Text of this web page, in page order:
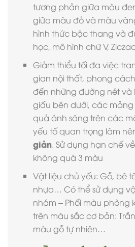
tương phản giữa màu
giữa màu đỏ và màu
hình thức bậc thang và
học, mô hình chữ V,
Giảm thiểu tối đa việc
gian nội thất, phong
đến những đường nét và
giấu bên dưới, các mảng
quả ánh sáng trên các
yếu tố quan trọng làm
giản. Sử dụng hạn chế
không quá 3 màu
Vật liệu chủ yếu: Gỗ, bê
nhựa… Có thể sử dụng
nhám – Phối màu phòng
trên màu sắc cơ bản:
màu gỗ tự nhiên…